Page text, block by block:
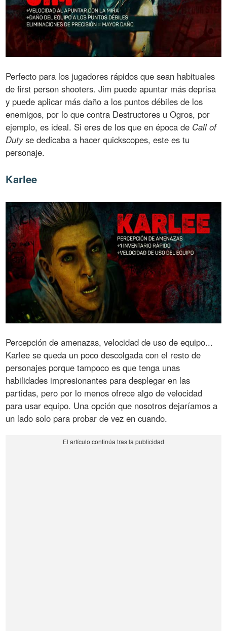
Perfecto para los jugadores rápidos que sean habituales
de first person shooters. Jim puede apuntar más deprisa
y puede aplicar más daño a los puntos débiles de los
enemigos, por lo que contra Destructores u Ogros, por
ejemplo, es ideal. Si eres de los que en época de Call of
Dutyse dedicaba a hacer quickscopes, este es tu
personaje.
Karlee
Percepción de amenazas, velocidad de uso de equipo...
Karlee se queda un poco descolgada con el resto de
personajes porque tampoco es que tenga unas
habilidades impresionantes para desplegar en las
partidas, pero por lo menos ofrece algo de velocidad
para usar equipo. Una opción que nosotros dejaríamos a
un lado solo para probar de vez en cuando.